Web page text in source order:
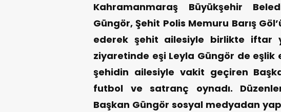
Kahramanmaraş Büyükşehir
Güngör, Şehit Polis Memuru Barış
ederek şehit ailesiyle birlikte iftar
ziyaretinde eşi Leyla Güngör de eşlik
şehidin ailesiyle vakit geçiren
futbol ve satranç oynadı.
Başkan Güngör sosyal medyadan